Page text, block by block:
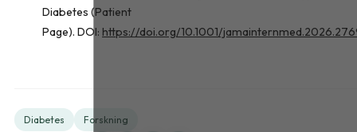
Diabetes (Patient
Page). DOI: https://doi.org/10.1001/
Diabetes Forskning